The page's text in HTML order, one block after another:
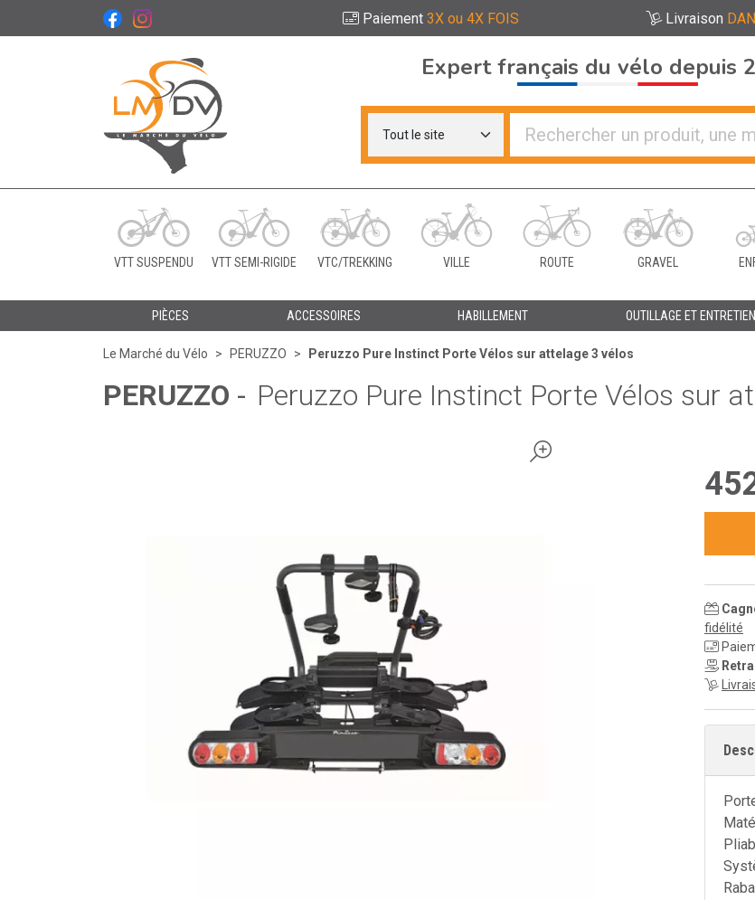
Paiement 3X ou 4X FOIS Livraison
Le Marché du Vélo Votre distributeurs de véloExpert français du vélo depuis
VTT SUSPENDU VTT SEMI-RIGIDE VTC/TREKKING VILLE ROUTE GRAVEL
PIÈCES ACCESSOIRES HABILLEMENT OUTILLAGE ET ENTRETIEN
Le Marché du Vélo PERUZZO Peruzzo Pure Instinct Porte Vélos sur attelage 3 vélos
PERUZZO - Peruzzo Pure Instinct Porte Vélos sur
fidélité